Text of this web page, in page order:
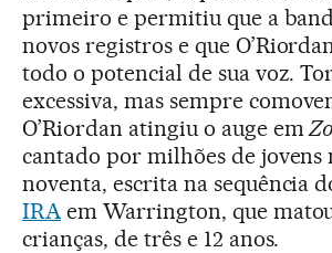
primeiro e permitiu que a
novos registros e que
todo o potencial de sua voz.
excessiva, mas sempre
O’Riordan atingiu o auge em
cantado por milhões de jovens
noventa, escrita na sequência
IRAem Warrington, que
crianças, de três e 12 anos.